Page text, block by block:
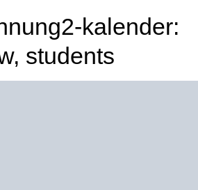
kalender:
students